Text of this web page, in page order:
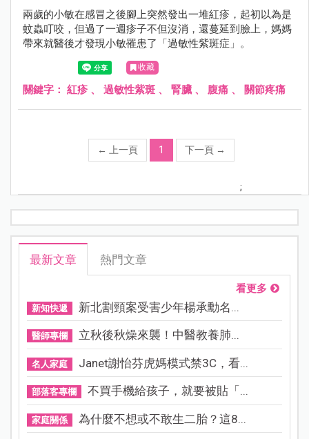
兩歲的小敏在感冒之後腳上突然發出一堆紅疹，起初以為是
蚊蟲叮咬，但過了一週疹子不但沒消，還蔓延到臉上，媽媽
帶來就醫後才發現小敏罹患了「過敏性紫斑症」。
收藏
關鍵字： 紅疹 、 過敏性紫斑 、 腎臟 、 腹痛 、 關節疼痛
← 上一頁 1 下一頁 →
;
最新文章 熱門文章
看更多
新知快遞 新北割頸案受害少年楊承勳名...
醫師專欄 立秋後秋燥來襲！中醫教養肺...
名人家庭 Janet謝怡芬虎媽模式禁3C，看...
部落客專欄 不買手機給孩子，就要被貼「...
家庭關係 為什麼不想或不敢生二胎？這8...